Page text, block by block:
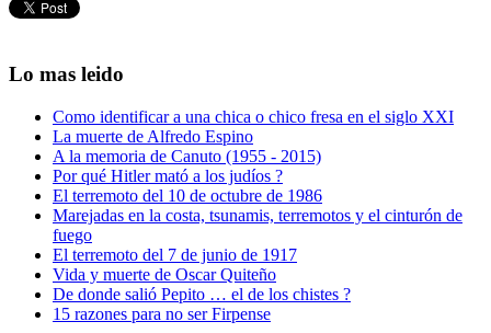
Lo mas leido
Como identificar a una chica o chico fresa en el siglo XXI
La muerte de Alfredo Espino
A la memoria de Canuto (1955 - 2015)
Por qué Hitler mató a los judíos ?
El terremoto del 10 de octubre de 1986
Marejadas en la costa, tsunamis, terremotos y el cinturón de
fuego
El terremoto del 7 de junio de 1917
Vida y muerte de Oscar Quiteño
De donde salió Pepito … el de los chistes ?
15 razones para no ser Firpense